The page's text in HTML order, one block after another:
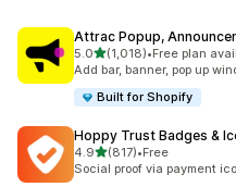
Attrac Popup,
5.0滿分 5 顆星
(1,018)
共有 1018 則評價
•Free plan
Add bar, banner, pop up
Built for Shopify
Hoppy Trust Badges &
4.9滿分 5 顆星
(817)
共有 817 則評價
•Free
Social proof via payment